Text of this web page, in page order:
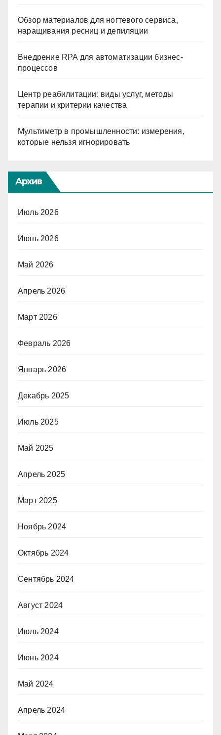
Обзор материалов для ногтевого сервиса,
наращивания ресниц и депиляции
Внедрение RPA для автоматизации бизнес-
процессов
Центр реабилитации: виды услуг, методы
терапии и критерии качества
Мультиметр в промышленности: измерения,
которые нельзя игнорировать
Архив
Июль 2026
Июнь 2026
Май 2026
Апрель 2026
Март 2026
Февраль 2026
Январь 2026
Декабрь 2025
Июль 2025
Май 2025
Апрель 2025
Март 2025
Ноябрь 2024
Октябрь 2024
Сентябрь 2024
Август 2024
Июль 2024
Июнь 2024
Май 2024
Апрель 2024